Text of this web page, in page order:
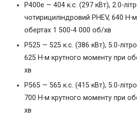
P400e — 404 к.с. (297 кВт), 2.0-
чотирициліндровий PHEV, 640
обертах 1 500-4 000 об/хв
P525 — 525 к.с. (386 кВт), 5.0-
625 Н⋅м крутного моменту при
хв
P565 — 565 к.с. (415 кВт), 5.0-
700 Н⋅м крутного моменту при
хв